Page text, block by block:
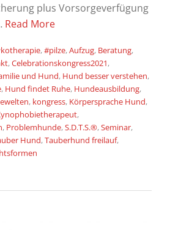
plus Vorsorgeverfügung
Read More
,#pilze,Aufzug, Beratung,
,Celebrationskongress2021,
und Hund, Hund besser verstehen,
, Hund findet Ruhe, Hundeausbildung,
, kongress, Körpersprache Hund,
,
, Problemhunde,S.D.T.S.®,Seminar,
Hund,Tauberhund freilauf,